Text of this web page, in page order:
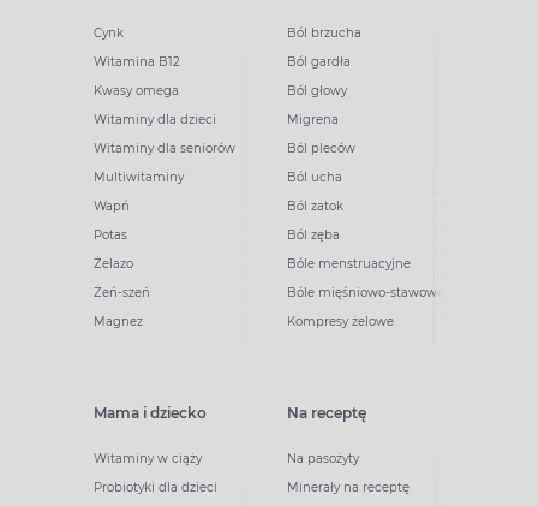
Cynk
Witamina B12
Kwasy omega
Witaminy dla dzieci
Witaminy dla seniorów
Multiwitaminy
Wapń
Potas
Żelazo
Żeń-szeń
Magnez
Ból brzucha
Ból gardła
Ból głowy
Migrena
Ból pleców
Ból ucha
Ból zatok
Ból zęba
Bóle menstruacyjne
Bóle mięśniowo-stawowe
Kompresy żelowe
Mama i dziecko
Witaminy w ciąży
Probiotyki dla dzieci
Na receptę
Na pasożyty
Minerały na receptę